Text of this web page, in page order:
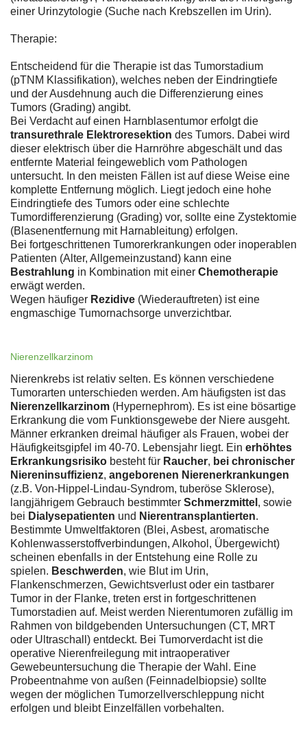
einer Urinzytologie (Suche nach Krebszellen im Urin).
Therapie:
Entscheidend für die Therapie ist das Tumorstadium
(pTNM Klassifikation), welches neben der Eindringtiefe
und der Ausdehnung auch die Differenzierung eines
Tumors (Grading) angibt.
Bei Verdacht auf einen Harnblasentumor erfolgt die
transurethrale Elektroresektion des Tumors. Dabei wird
dieser elektrisch über die Harnröhre abgeschält und das
entfernte Material feingeweblich vom Pathologen
untersucht. In den meisten Fällen ist auf diese Weise eine
komplette Entfernung möglich. Liegt jedoch eine hohe
Eindringtiefe des Tumors oder eine schlechte
Tumordifferenzierung (Grading) vor, sollte eine Zystektomie
(Blasenentfernung mit Harnableitung) erfolgen.
Bei fortgeschrittenen Tumorerkrankungen oder inoperablen
Patienten (Alter, Allgemeinzustand) kann eine
Bestrahlung in Kombination mit einer Chemotherapie
erwägt werden.
Wegen häufiger Rezidive (Wiederauftreten) ist eine
engmaschige Tumornachsorge unverzichtbar.
Nierenzellkarzinom
Nierenkrebs ist relativ selten. Es können verschiedene
Tumorarten unterschieden werden. Am häufigsten ist das
Nierenzellkarzinom (Hypernephrom). Es ist eine bösartige
Erkrankung die vom Funktionsgewebe der Niere ausgeht.
Männer erkranken dreimal häufiger als Frauen, wobei der
Häufigkeitsgipfel im 40-70. Lebensjahr liegt. Ein erhöhtes
Erkrankungsrisiko besteht für Raucher, bei chronischer
Niereninsuffizienz, angeborenen Nierenerkrankungen
(z.B. Von-Hippel-Lindau-Syndrom, tuberöse Sklerose),
langjährigem Gebrauch bestimmter Schmerzmittel , sowie
bei Dialysepatienten und Nierentransplantierten.
Bestimmte Umweltfaktoren (Blei, Asbest, aromatische
Kohlenwasserstoffverbindungen, Alkohol, Übergewicht)
scheinen ebenfalls in der Entstehung eine Rolle zu
spielen. Beschwerden, wie Blut im Urin,
Flankenschmerzen, Gewichtsverlust oder ein tastbarer
Tumor in der Flanke, treten erst in fortgeschrittenen
Tumorstadien auf. Meist werden Nierentumoren zufällig im
Rahmen von bildgebenden Untersuchungen (CT, MRT
oder Ultraschall) entdeckt. Bei Tumorverdacht ist die
operative Nierenfreilegung mit intraoperativer
Gewebeuntersuchung die Therapie der Wahl. Eine
Probeentnahme von außen (Feinnadelbiopsie) sollte
wegen der möglichen Tumorzellverschleppung nicht
erfolgen und bleibt Einzelfällen vorbehalten.